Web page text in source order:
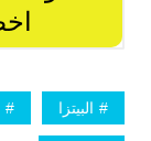
البيتزا